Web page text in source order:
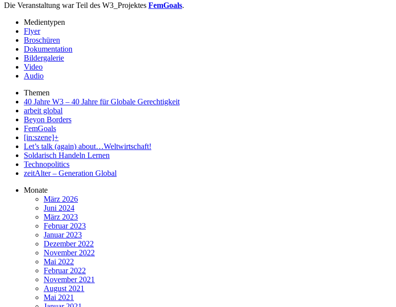
Die Veranstaltung war Teil des W3_Projektes FemGoals.
Medientypen
Flyer
Broschüren
Dokumentation
Bildergalerie
Video
Audio
Themen
40 Jahre W3 – 40 Jahre für Globale Gerechtigkeit
arbeit global
Beyon Borders
FemGoals
[in:szene]+
Let’s talk (again) about…Weltwirtschaft!
Soldarisch Handeln Lernen
Technopolitics
zeitAlter – Generation Global
Monate
März 2026
Juni 2024
März 2023
Februar 2023
Januar 2023
Dezember 2022
November 2022
Mai 2022
Februar 2022
November 2021
August 2021
Mai 2021